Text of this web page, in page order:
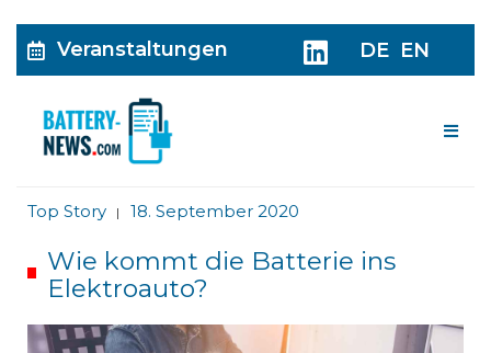
Veranstaltungen DE EN
Top Story | 18. September 2020
Wie kommt die Batterie ins
Elektroauto?